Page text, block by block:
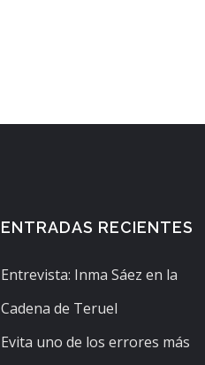
ENTRADAS RECIENTES
Entrevista: Inma Sáez en la
Cadena de Teruel
Evita uno de los errores más